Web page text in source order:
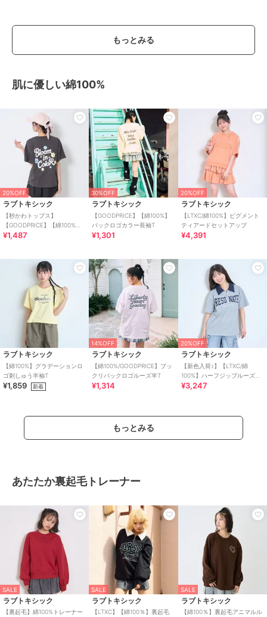
もっとみる
肌に優しい綿100%
20%OFF
ラブトキシック
【秒かわトップス】
【GOODPRICE】【綿100%】
発泡フラワーロゴ半袖T
¥1,487
30%OFF
ラブトキシック
【GOODPRICE】【綿100%】
バックロゴカラー長袖T
¥1,301
20%OFF
ラブトキシック
【LTXC/綿100%】ピグメント
ティアードセットアップ
¥4,391
ラブトキシック
【綿100%】グラデーションロ
ゴ刺しゅう半袖T
¥1,859 新着
14%OFF
ラブトキシック
【綿100%/GOODPRICE】プッ
クリバックロゴルーズ半T
¥1,314
20%OFF
ラブトキシック
【新色入荷♪】【LTXC/綿
100%】ハーフジップルーズ半
袖T
¥3,247
もっとみる
あたたか裏起毛トレーナー
SALE
ラブトキシック
【裏起毛】綿100%トレーナー
SALE
ラブトキシック
【LTXC】【綿100％】裏起毛
SALE
ラブトキシック
【綿100％】裏起毛アニマルル